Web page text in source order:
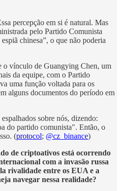
percepção em si é natural. Mas
pelo Partido Comunista
chinesa”, o que não poderia
o vínculo de Guangying Chen, um
da equipe, com o Partido
uma função voltada para os
alguns documentos do período em
sobre nós, dizendo:
do partido comunista". Então, o
(protocol; @cz_binance)
de criptoativos está ocorrendo
com a invasão russa
rivalidade entre os EUA e a
navegar nessa realidade?